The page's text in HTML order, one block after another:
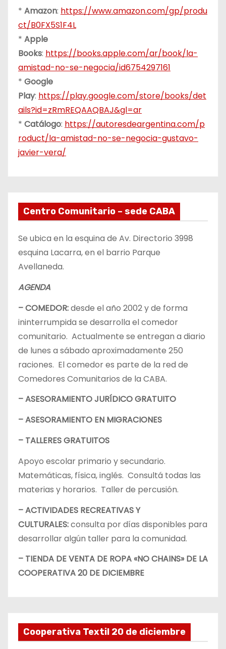
* Amazon: https://www.amazon.com/gp/produ
ct/B0FX5S1F4L
* Apple
Books: https://books.apple.com/ar/book/la-
amistad-no-se-negocia/id6754297161
* Google
Play: https://play.google.com/store/books/det
ails?id=zRmREQAAQBAJ&gl=ar
* Catálogo: https://autoresdeargentina.com/p
roduct/la-amistad-no-se-negocia-gustavo-
javier-vera/
Centro Comunitario – sede CABA
Se ubica en la esquina de Av. Directorio 3998
esquina Lacarra, en el barrio Parque
Avellaneda.
AGENDA
– COMEDOR:desde el año 2002 y de forma
ininterrumpida se desarrolla el comedor
comunitario. Actualmente se entregan a diario
de lunes a sábado aproximadamente 250
raciones. El comedor es parte de la red de
Comedores Comunitarios de la CABA.
– ASESORAMIENTO JURÍDICO GRATUITO
– ASESORAMIENTO EN MIGRACIONES
– TALLERES GRATUITOS
Apoyo escolar primario y secundario.
Matemáticas, física, inglés. Consultá todas las
materias y horarios. Taller de percusión.
– ACTIVIDADES RECREATIVAS Y
CULTURALES:consulta por días disponibles para
desarrollar algún taller para la comunidad.
– TIENDA DE VENTA DE ROPA «NO CHAINS» DE LA
COOPERATIVA 20 DE DICIEMBRE
Cooperativa Textil 20 de diciembre